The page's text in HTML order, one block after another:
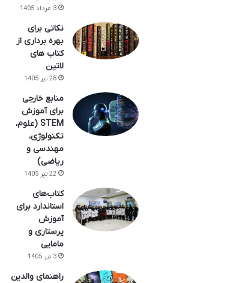
3 مرداد 1405
نکاتی برای
بهره برداری از
کتاب های
لاتین
28 تیر 1405
منابع خارجی
برای آموزش
STEM (علوم،
تکنولوژی،
مهندسی و
ریاضی)
22 تیر 1405
کتاب‌های
استاندارد برای
آموزش
پرستاری و
مامایی
3 تیر 1405
راهنمای والدین